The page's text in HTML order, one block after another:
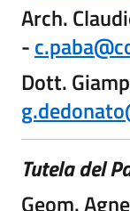
Arch.
-
Dott.
Tutela del
Geom.